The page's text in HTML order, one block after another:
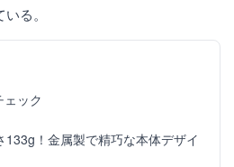
る。
ック
！金属製で精巧な本体デザイ